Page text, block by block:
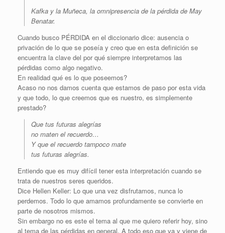
Kafka y la Muñeca, la omnipresencia de la pérdida de May
Benatar.
Cuando busco PÉRDIDA en el diccionario dice: ausencia o
privación de lo que se poseía y creo que en esta definición se
encuentra la clave del por qué siempre interpretamos las
pérdidas como algo negativo.
En realidad qué es lo que poseemos?
Acaso no nos damos cuenta que estamos de paso por esta vida
y que todo, lo que creemos que es nuestro, es simplemente
prestado?
Que tus futuras alegrías
no maten el recuerdo…
Y que el recuerdo tampoco mate
tus futuras alegrías.
Entiendo que es muy difícil tener esta interpretación cuando se
trata de nuestros seres queridos.
Dice Hellen Keller: Lo que una vez disfrutamos, nunca lo
perdemos. Todo lo que amamos profundamente se convierte en
parte de nosotros mismos.
Sin embargo no es este el tema al que me quiero referir hoy, sino
al tema de las pérdidas en general. A todo eso que va y viene de